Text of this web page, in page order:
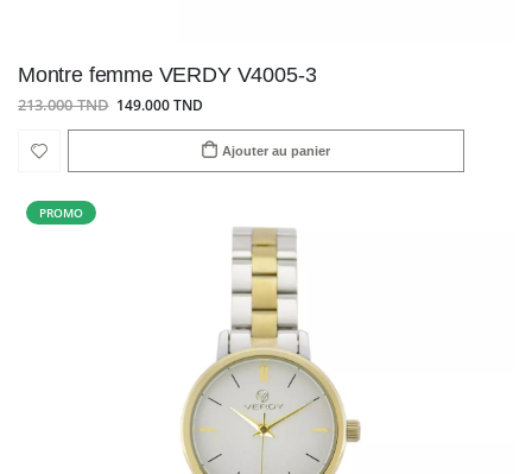
Montre femme VERDY V4005-3
213.000 TND 149.000 TND
Ajouter au panier
PROMO